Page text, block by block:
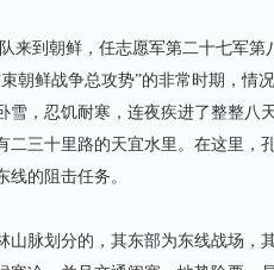
到朝鲜，任志愿军第二十七军第
朝鲜战争总攻势”的非常时期，情
雪，忍饥耐寒，连夜疾进了整整八
二三十里路的天宜水里。在这里，
的阻击任务。
脉划分的，其东部为东线战场，